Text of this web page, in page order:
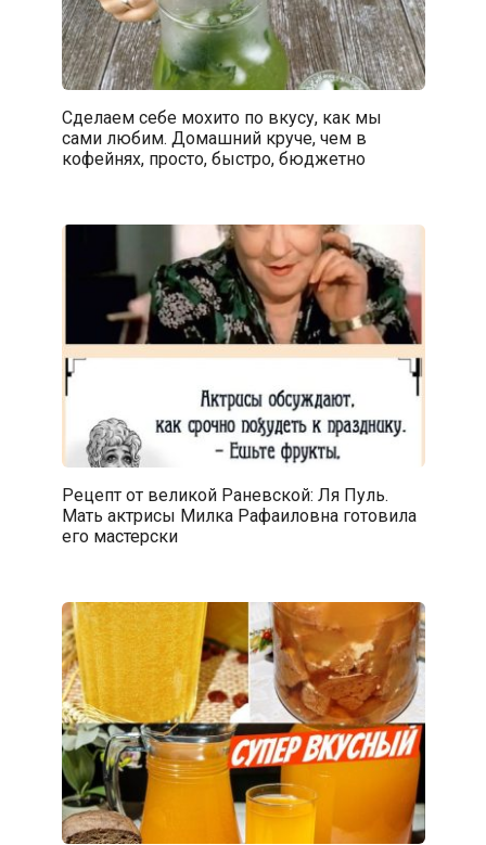
Сделаем себе мохито по вкусу, как мы
сами любим. Домашний круче, чем в
кофейнях, просто, быстро, бюджетно
Рецепт от великой Раневской: Ля Пуль.
Мать актрисы Милка Рафаиловна готовила
его мастерски